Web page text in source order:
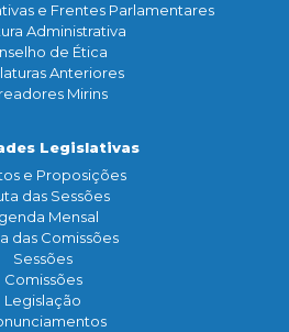
e Frentes Parlamentares
Administrativa
de Ética
Anteriores
Mirins
Legislativas
e Proposições
das Sessões
Mensal
das Comissões
Sessões
Comissões
Legislação